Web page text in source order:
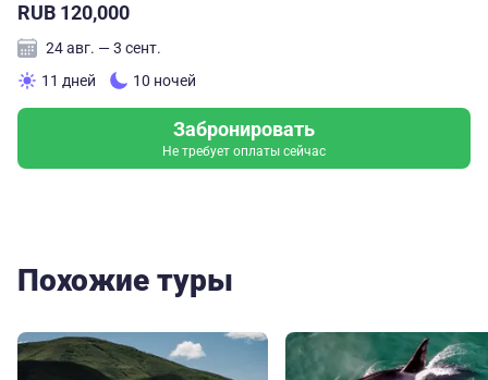
RUB 120,000
24 авг. — 3 сент.
11 дней
10 ночей
Забронировать
Не требует оплаты сейчас
Похожие туры